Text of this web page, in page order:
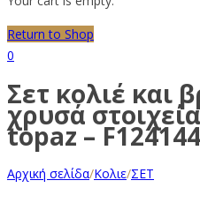
Return to Shop
0
Σετ κολιέ και
χρυσά
topaz – F124144
Αρχική σελίδα/Κολιε/ΣΕΤ